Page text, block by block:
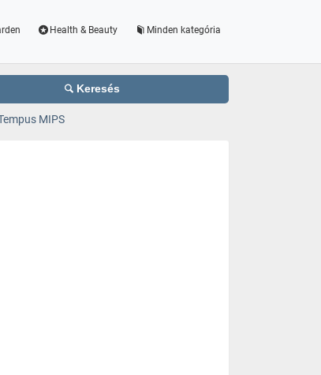
Health & Beauty Minden kategória
Keresés
MIPS